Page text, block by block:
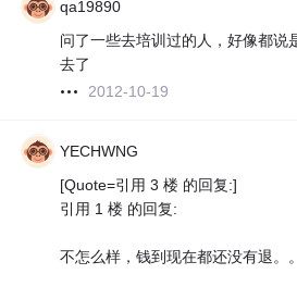
qa19890
问了一些去培训过的人，好像都说
去了
2012-10-19
YECHWNG
[Quote=引用 3 楼 的回复:]
引用 1 楼 的回复:
不怎么样，钱到现在都还没有退。